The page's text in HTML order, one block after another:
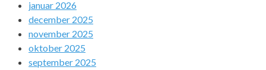
januar 2026
december 2025
november 2025
oktober 2025
september 2025